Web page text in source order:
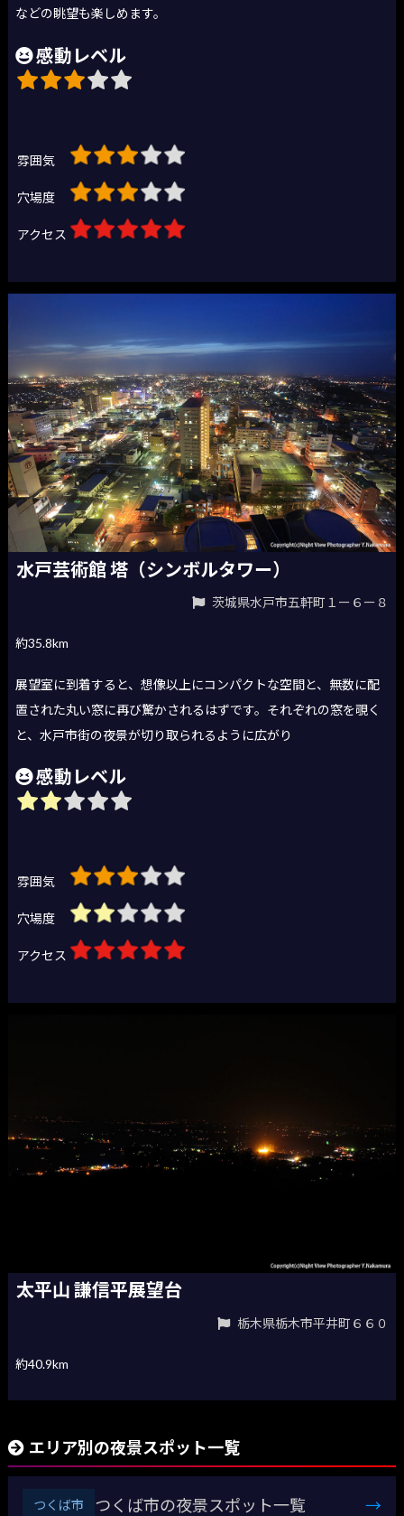
などの眺望も楽しめます。
感動レベル
雰囲気
穴場度
アクセス
水戸芸術館 塔（シンボルタワー）
茨城県水戸市五軒町１ー６ー８
約35.8km
展望室に到着すると、想像以上にコンパクトな空間と、無数に配
置された丸い窓に再び驚かされるはずです。それぞれの窓を覗く
と、水戸市街の夜景が切り取られるように広がり
感動レベル
雰囲気
穴場度
アクセス
太平山 謙信平展望台
栃木県栃木市平井町６６０
約40.9km
エリア別の夜景スポット一覧
つくば市 つくば市の夜景スポット一覧 →